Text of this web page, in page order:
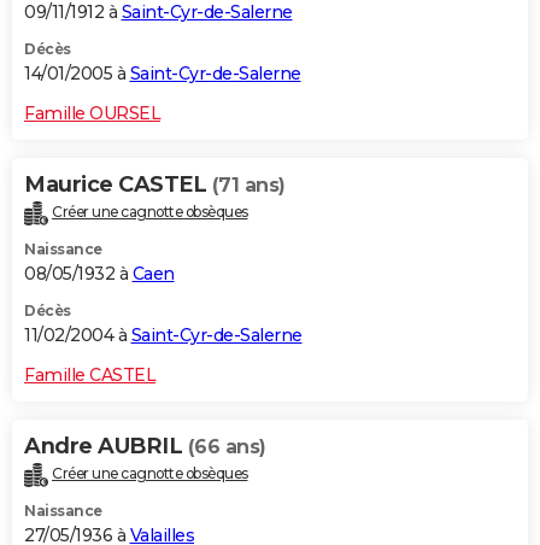
09/11/1912 à Saint-Cyr-de-Salerne
Décès
14/01/2005 à Saint-Cyr-de-Salerne
Famille OURSEL
Maurice CASTEL (71 ans)
Créer une cagnotte obsèques
Naissance
08/05/1932 à Caen
Décès
11/02/2004 à Saint-Cyr-de-Salerne
Famille CASTEL
Andre AUBRIL (66 ans)
Créer une cagnotte obsèques
Naissance
27/05/1936 à Valailles